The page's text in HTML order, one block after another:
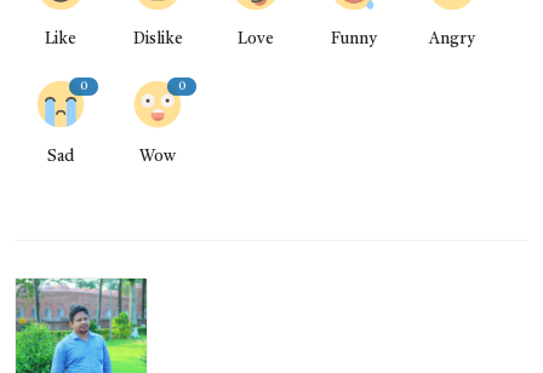
Like Dislike Love Funny Angry
0
Sad
0
Wow